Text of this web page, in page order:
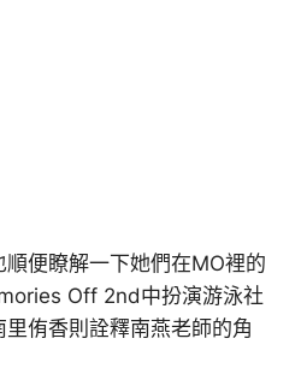
便瞭解一下她們在MO裡的
Off 2nd中扮演游泳社
侑香則詮釋南燕老師的角